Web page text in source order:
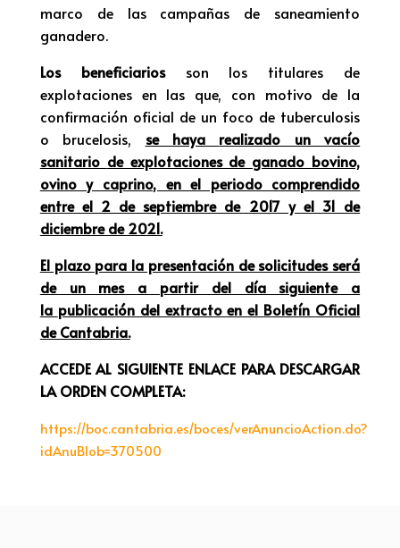
marco de las campañas de saneamiento
ganadero.
Los beneficiariosson los titulares de
explotaciones en las que, con motivo de la
confirmación oficial de un foco de tuberculosis
o brucelosis, se haya realizado un vacío
sanitario de explotaciones de ganado bovino,
ovino y caprino, en el periodo comprendido
entre el 2 de septiembre de 2017 y el 31 de
diciembre de 2021.
El plazo para la presentación de solicitudes será
de un mes a partir del día siguiente a
la publicación del extracto en el Boletín Oficial
de Cantabria.
ACCEDE AL SIGUIENTE ENLACE PARA DESCARGAR
LA ORDEN COMPLETA:
https://boc.cantabria.es/boces/verAnuncioAction.do?
idAnuBlob=370500